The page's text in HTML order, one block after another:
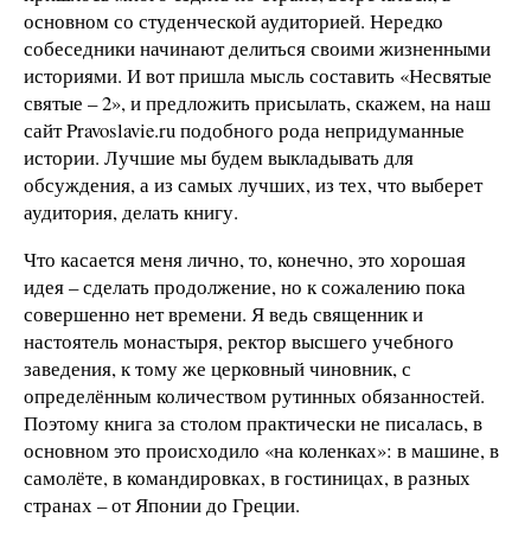
основном со студенческой аудиторией. Нередко
собеседники начинают делиться своими жизненными
историями. И вот пришла мысль составить «Несвятые
святые – 2», и предложить присылать, скажем, на наш
сайт Pravoslavie.ru подобного рода непридуманные
истории. Лучшие мы будем выкладывать для
обсуждения, а из самых лучших, из тех, что выберет
аудитория, делать книгу.
Что касается меня лично, то, конечно, это хорошая
идея – сделать продолжение, но к сожалению пока
совершенно нет времени. Я ведь священник и
настоятель монастыря, ректор высшего учебного
заведения, к тому же церковный чиновник, с
определённым количеством рутинных обязанностей.
Поэтому книга за столом практически не писалась, в
основном это происходило «на коленках»: в машине, в
самолёте, в командировках, в гостиницах, в разных
странах – от Японии до Греции.